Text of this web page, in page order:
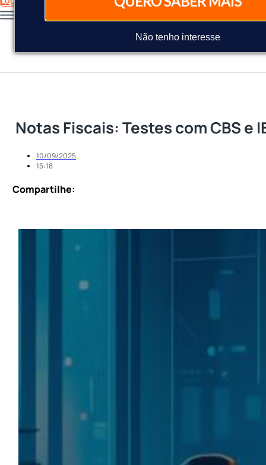
Não tenho interesse
Notas Fiscais: Testes com CBS e
10/09/2025
15:18
Compartilhe: